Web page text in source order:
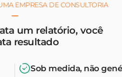
EMPRESA DE CONSULTORIA
um relatório, você
resultado
Sob medida, não